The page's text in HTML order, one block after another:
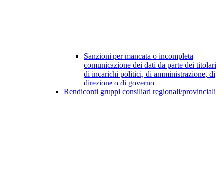
Sanzioni per mancata o incompleta
comunicazione dei dati da parte dei titolari
di incarichi politici, di amministrazione, di
direzione o di governo
Rendiconti gruppi consiliari regionali/provinciali